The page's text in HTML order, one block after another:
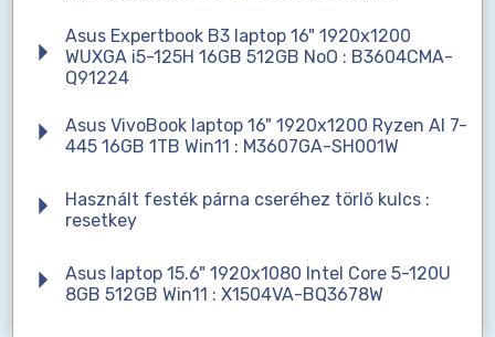
Asus Expertbook B3 laptop 16" 1920x1200
WUXGA i5-125H 16GB 512GB NoO : B3604CMA-
Q91224
Asus VivoBook laptop 16" 1920x1200 Ryzen AI 7-
445 16GB 1TB Win11 : M3607GA-SH001W
Használt festék párna cseréhez törlő kulcs :
resetkey
Asus laptop 15.6" 1920x1080 Intel Core 5-120U
8GB 512GB Win11 : X1504VA-BQ3678W